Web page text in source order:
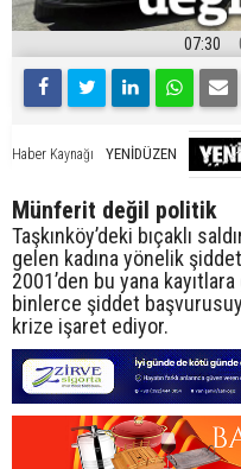
07:30
Haber Kaynağı YENİDÜZEN
Münferit değil politik
Taşkınköy’deki bıçaklı
gelen kadına yönelik
2001’den bu yana
binlerce şiddet
krize işaret ediyor.